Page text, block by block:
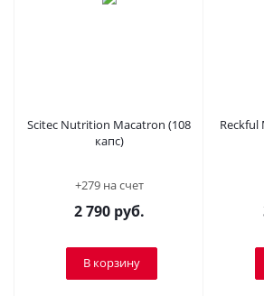
Scitec Nutrition Macatron (108
капс)
+279 на счет
2 790руб.
В корзину
Reckful